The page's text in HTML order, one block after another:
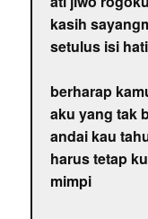
kasih
setulus isi
berharap
aku yang tak
andai kau
harus tetap
mimpi